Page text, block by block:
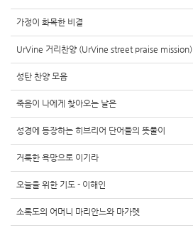
가정이 화목한 비결
UrVine 거리찬양 (UrVine street praise mission)
성탄 찬양 모음
죽음이 나에게 찾아오는 날은
성경에 등장하는 히브리어 단어들의 뜻풀이
거룩한 욕망으로 이기라
오늘을 위한 기도 - 이해인
소록도의 어머니 마리안느와 마가렛